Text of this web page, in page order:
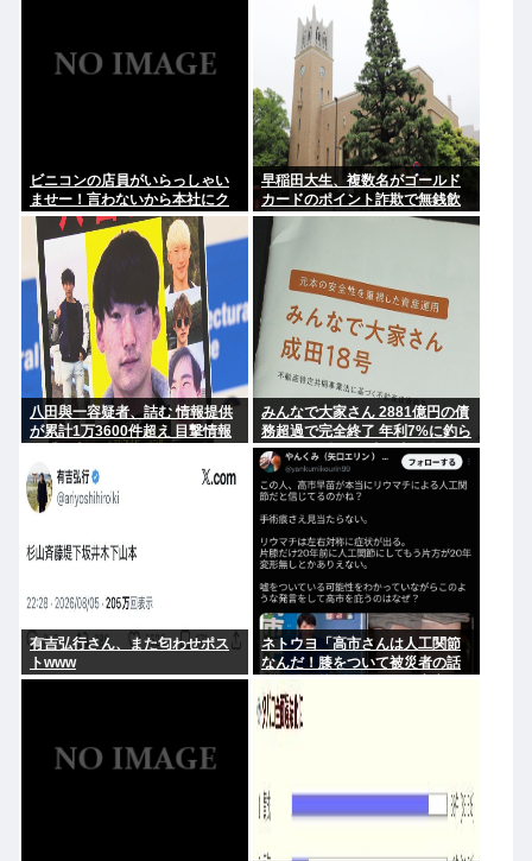
ビニコンの店員がいらっしゃい
ませー！言わないから本社にク
レームいれてやりましたよ！
www
早稲田大生、複数名がゴールド
カードのポイント詐欺で無銭飲
食
八田與一容疑者、詰む 情報提供
が累計1万3600件超え 目撃情報
みんなで大家さん 2881億円の債
務超過で完全終了 年利7%に釣ら
れた3万人超の弱者の老後資金
2000億円が消滅
有吉弘行さん、また匂わせポス
トwww
ネトウヨ「高市さんは人工関節
なんだ！膝をついて被災者の話
聞くとか拷問だろ！」⇒高市の
膝に人工関節の手術痕が見当た
らない